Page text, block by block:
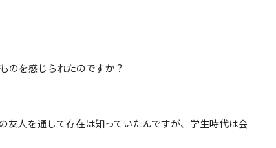
のを感じられたのですか？
友人を通して存在は知っていたんですが、学生時代は会